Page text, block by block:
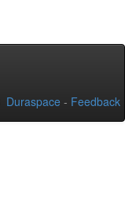
Duraspace - Feedback